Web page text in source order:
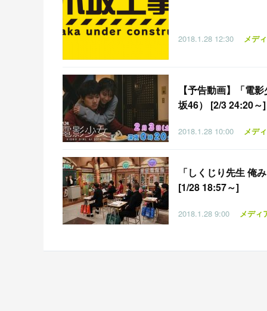
2018.1.28 12:30 メデ
【予告動画】「電
坂46） [2/3 24:20～]
2018.1.28 10:00 メデ
「しくじり先生 俺
[1/28 18:57～]
2018.1.28 9:00 メディ